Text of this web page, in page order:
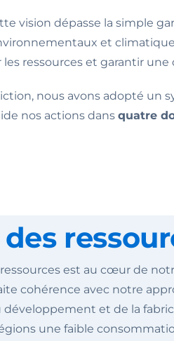
vision dépasse la simple
et
les ressources et garantir
nous avons adopté
nos actions dans quatre
est au cœur de
cohérence avec notre
développement et de la
une faible